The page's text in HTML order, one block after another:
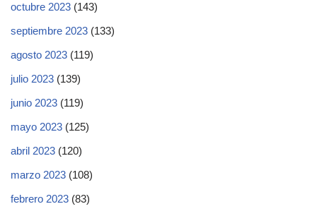
octubre 2023 (143)
septiembre 2023 (133)
agosto 2023 (119)
julio 2023 (139)
junio 2023 (119)
mayo 2023 (125)
abril 2023 (120)
marzo 2023 (108)
febrero 2023 (83)